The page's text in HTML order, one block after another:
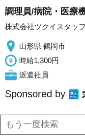
調理員/病院・医療
株式会社ツクイスタッフ
山形県 鶴岡市
時給1,300円
派遣社員
Sponsored by